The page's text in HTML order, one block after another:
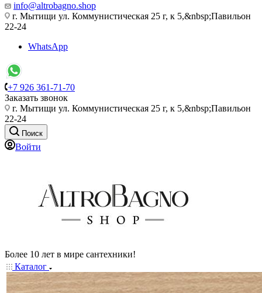
info@altrobagno.shop
г. Мытищи ул. Коммунистическая 25 г, к 5,&nbsp;Павильон
22-24
WhatsApp
+7 926 361-71-70
Заказать звонок
г. Мытищи ул. Коммунистическая 25 г, к 5,&nbsp;Павильон
22-24
Поиск
Войти
Более 10 лет в мире сантехники!
Каталог